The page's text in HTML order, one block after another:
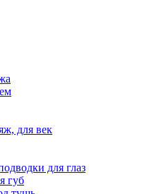
для век
для глаз
губ